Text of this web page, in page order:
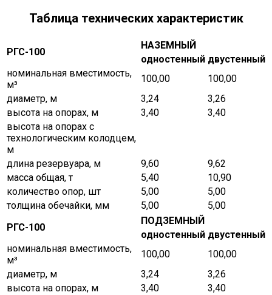
Таблица технических характеристик
РГС-100
НАЗЕМНЫЙ
одностенный двустенный
номинальная вместимость,
м³
100,00
100,00
диаметр, м
3,24
3,26
высота на опорах, м
3,40
3,40
высота на опорах с
технологическим колодцем,
м
длина резервуара, м
9,60
9,62
масса общая, т
5,40
10,90
количество опор, шт
5,00
5,00
толщина обечайки, мм
5,00
5,00
РГС-100
ПОДЗЕМНЫЙ
одностенный двустенный
номинальная вместимость,
м³
100,00
100,00
диаметр, м
3,24
3,26
высота на опорах, м
3,40
3,40